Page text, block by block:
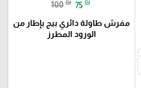
100 ₪ 75 ₪
مفرش طاولة دائري بيج بإطار من
الورود المطرز